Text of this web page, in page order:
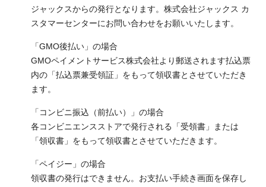
ジャックスからの発行となります。株式会社ジャックス カ
スタマーセンターにお問い合わせをお願いいたします。
「GMO後払い」の場合
GMOペイメントサービス株式会社より郵送されます払込票
内の「払込票兼受領証」をもって領収書とさせていただき
ます。
「コンビニ振込（前払い）」の場合
各コンビニエンスストアで発行される「受領書」または
「領収書」をもって領収書とさせていただきます。
「ペイジー」の場合
領収書の発行はできません。お支払い手続き画面を保存し